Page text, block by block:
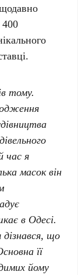
400
тому.
час я
масок він
в Одесі.
що
її
йому